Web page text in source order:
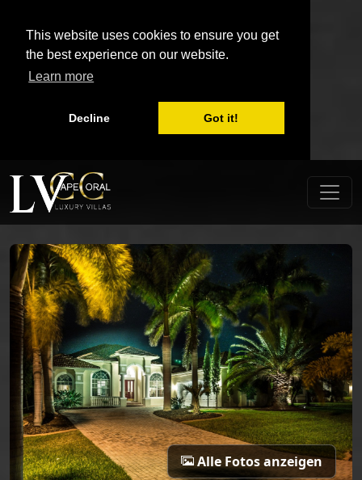
This website uses cookies to ensure you get
the best experience on our website.
Learn more
Decline Got it!
Alle Fotos anzeigen